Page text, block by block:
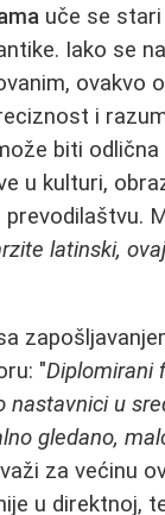
uče se
Iako se
ovakvo
i
biti odlična
u kulturi,
prevodilaštvu.
latinski,
"Diplomirani
nastavnici u
gledano,
za većinu
u direktnoj,